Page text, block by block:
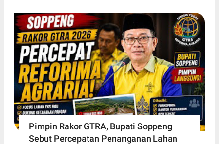
Pimpin Rakor GTRA, Bupati Soppeng
Sebut Percepatan Penanganan Lahan